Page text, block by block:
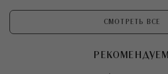
СМОТРЕТЬ ВСЕ
РЕКОМЕНДУЕМ